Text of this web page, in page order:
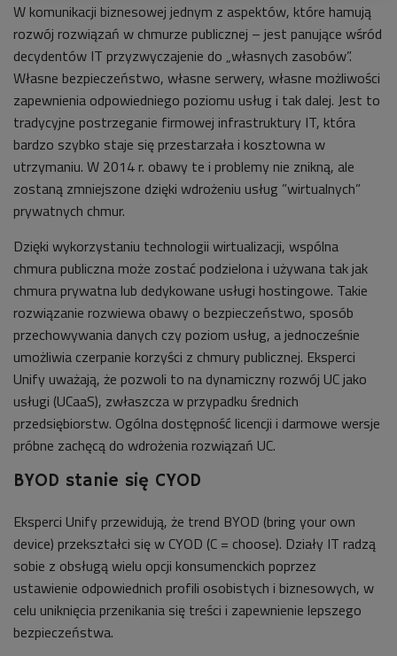
W komunikacji biznesowej jednym z aspektów, które hamują
rozwój rozwiązań w chmurze publicznej – jest panujące wśród
decydentów IT przyzwyczajenie do „własnych zasobów”.
Własne bezpieczeństwo, własne serwery, własne możliwości
zapewnienia odpowiedniego poziomu usług i tak dalej. Jest to
tradycyjne postrzeganie firmowej infrastruktury IT, która
bardzo szybko staje się przestarzała i kosztowna w
utrzymaniu. W 2014 r. obawy te i problemy nie znikną, ale
zostaną zmniejszone dzięki wdrożeniu usług ”wirtualnych”
prywatnych chmur.
Dzięki wykorzystaniu technologii wirtualizacji, wspólna
chmura publiczna może zostać podzielona i używana tak jak
chmura prywatna lub dedykowane usługi hostingowe. Takie
rozwiązanie rozwiewa obawy o bezpieczeństwo, sposób
przechowywania danych czy poziom usług, a jednocześnie
umożliwia czerpanie korzyści z chmury publicznej. Eksperci
Unify uważają, że pozwoli to na dynamiczny rozwój UC jako
usługi (UCaaS), zwłaszcza w przypadku średnich
przedsiębiorstw. Ogólna dostępność licencji i darmowe wersje
próbne zachęcą do wdrożenia rozwiązań UC.
BYOD stanie się CYOD
Eksperci Unify przewidują, że trend BYOD (bring your own
device) przekształci się w CYOD (C = choose). Działy IT radzą
sobie z obsługą wielu opcji konsumenckich poprzez
ustawienie odpowiednich profili osobistych i biznesowych, w
celu uniknięcia przenikania się treści i zapewnienie lepszego
bezpieczeństwa.